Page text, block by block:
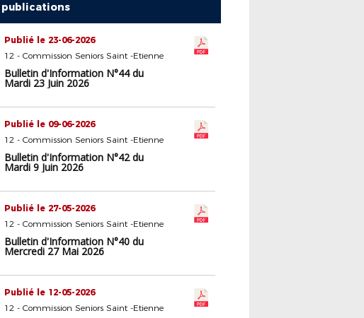
publications
Publié le 23-06-2026
12 - Commission Seniors Saint -Etienne
Bulletin d'Information N°44 du
Mardi 23 Juin 2026
Publié le 09-06-2026
12 - Commission Seniors Saint -Etienne
Bulletin d'Information N°42 du
Mardi 9 Juin 2026
Publié le 27-05-2026
12 - Commission Seniors Saint -Etienne
Bulletin d'Information N°40 du
Mercredi 27 Mai 2026
Publié le 12-05-2026
12 - Commission Seniors Saint -Etienne